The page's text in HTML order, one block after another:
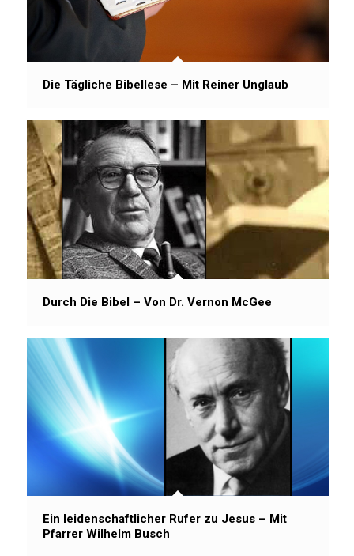
Die Tägliche Bibellese – Mit Reiner Unglaub
Durch Die Bibel – Von Dr. Vernon McGee
Ein leidenschaftlicher Rufer zu Jesus – Mit
Pfarrer Wilhelm Busch